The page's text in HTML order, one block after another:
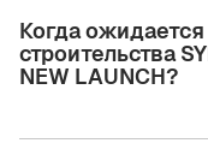
Когда
строительства
NEW LAUNCH?